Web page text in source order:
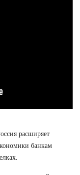
расширяет
банкам